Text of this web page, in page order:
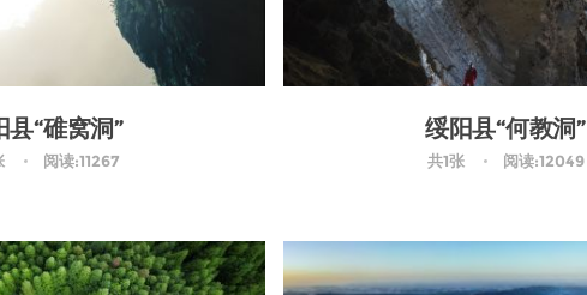
县“碓窝洞”
阅读:11267
绥阳县“何教洞”
共1张 阅读:12049